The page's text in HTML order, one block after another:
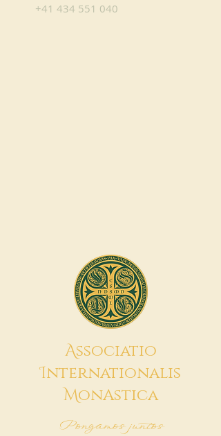
+41 434 551 040
Associatio
Internationalis
MonAstica
Pongamos juntos